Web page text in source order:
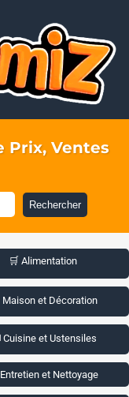
Prix, Ventes
Rechercher
🛒 Alimentation
Maison et Décoration
et Ustensiles
et Nettoyage